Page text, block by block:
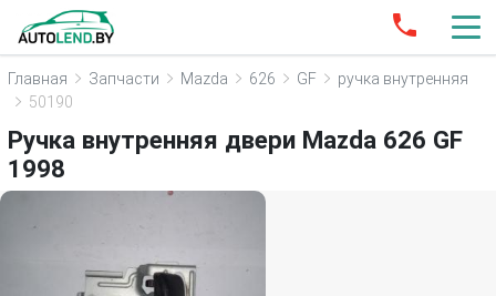
Главная Запчасти Mazda 626 GF
ручка внутренняя
50190
Ручка внутренняя двери Mazda 626 GF
1998